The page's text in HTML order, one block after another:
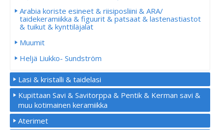
Arabia koriste esineet & riisiposliini & ARA/
taidekeramiikka & figuurit & patsaat & lastenastiastot
& tuikut & kynttiläjalat
Muumit
Heljä Liukko- Sundström
Lasi & kristalli & taidelasi
Kupittaan Savi & Savitorppa & Pentik & Kerman savi &
muu kotimainen keramiikka
Aterimet